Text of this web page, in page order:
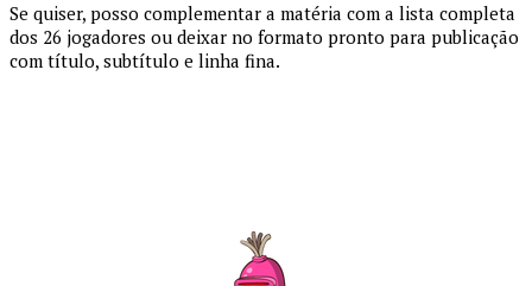
Se quiser, posso complementar a matéria com a lista completa
dos 26 jogadores ou deixar no formato pronto para publicação
com título, subtítulo e linha fina.